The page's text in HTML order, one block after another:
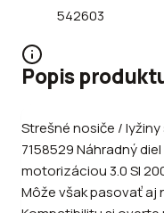
542603
Popis
Strešné nosiče / lyžiny
7158529 Náhradný
motorizáciou 3.0 SI
Môže však pasovať aj